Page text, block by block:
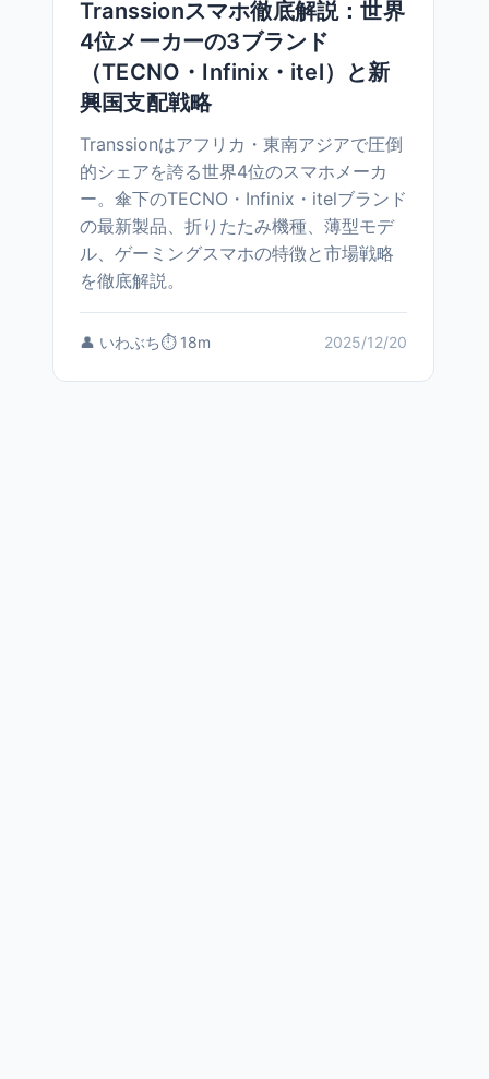
Transsionスマホ徹底解説：世界
4位メーカーの3ブランド
（TECNO・Infinix・itel）と新
興国支配戦略
Transsionはアフリカ・東南アジアで圧倒
的シェアを誇る世界4位のスマホメーカ
ー。傘下のTECNO・Infinix・itelブランド
の最新製品、折りたたみ機種、薄型モデ
ル、ゲーミングスマホの特徴と市場戦略
を徹底解説。
👤 いわぶち⏱️ 18m 2025/12/20